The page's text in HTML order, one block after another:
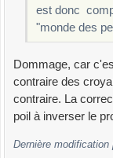
est donc
"monde des
Dommage, car
contraire des
contraire. La
poil à inverser le
Dernière modification